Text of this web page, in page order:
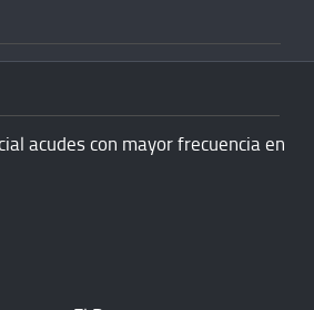
acudes con mayor frecuencia en